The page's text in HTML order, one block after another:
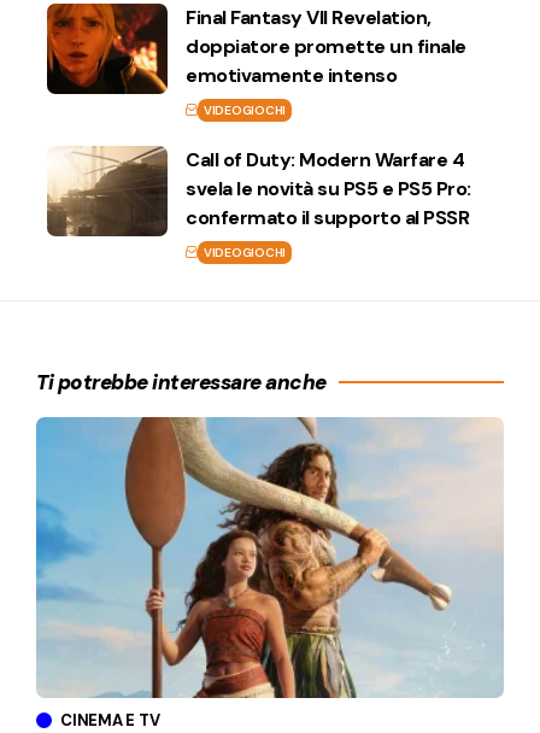
Final Fantasy VII Revelation,
doppiatore promette un finale
emotivamente intenso
VIDEOGIOCHI
Call of Duty: Modern Warfare 4
svela le novità su PS5 e PS5 Pro:
confermato il supporto al PSSR
VIDEOGIOCHI
Ti potrebbe interessare anche
CINEMA E TV